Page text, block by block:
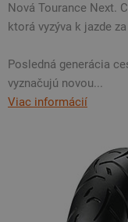
Nová Tourance Next.
ktorá vyzýva k jazde
Posledná generácia
vyznačujú novou...
Viac informácií